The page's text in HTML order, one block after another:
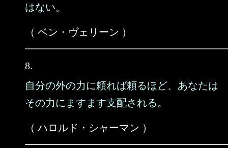
はない。
（ ベン・ヴェリーン ）
8.
自分の外の力に頼れば頼るほど、あなたは
その力にますます支配される。
（ ハロルド・シャーマン ）